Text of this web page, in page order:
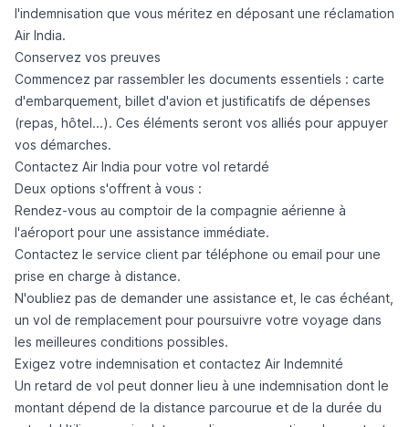
l'indemnisation que vous méritez en déposant une réclamation
Air India.
Conservez vos preuves
Commencez par rassembler les documents essentiels : carte
d'embarquement, billet d'avion et justificatifs de dépenses
(repas, hôtel...). Ces éléments seront vos alliés pour appuyer
vos démarches.
Contactez Air India pour votre vol retardé
Deux options s'offrent à vous :
Rendez-vous au comptoir de la compagnie aérienne à
l'aéroport pour une assistance immédiate.
Contactez le service client par téléphone ou email pour une
prise en charge à distance.
N'oubliez pas de demander une assistance et, le cas échéant,
un vol de remplacement pour poursuivre votre voyage dans
les meilleures conditions possibles.
Exigez votre indemnisation et contactez Air Indemnité
Un retard de vol peut donner lieu à une indemnisation dont le
montant dépend de la distance parcourue et de la durée du